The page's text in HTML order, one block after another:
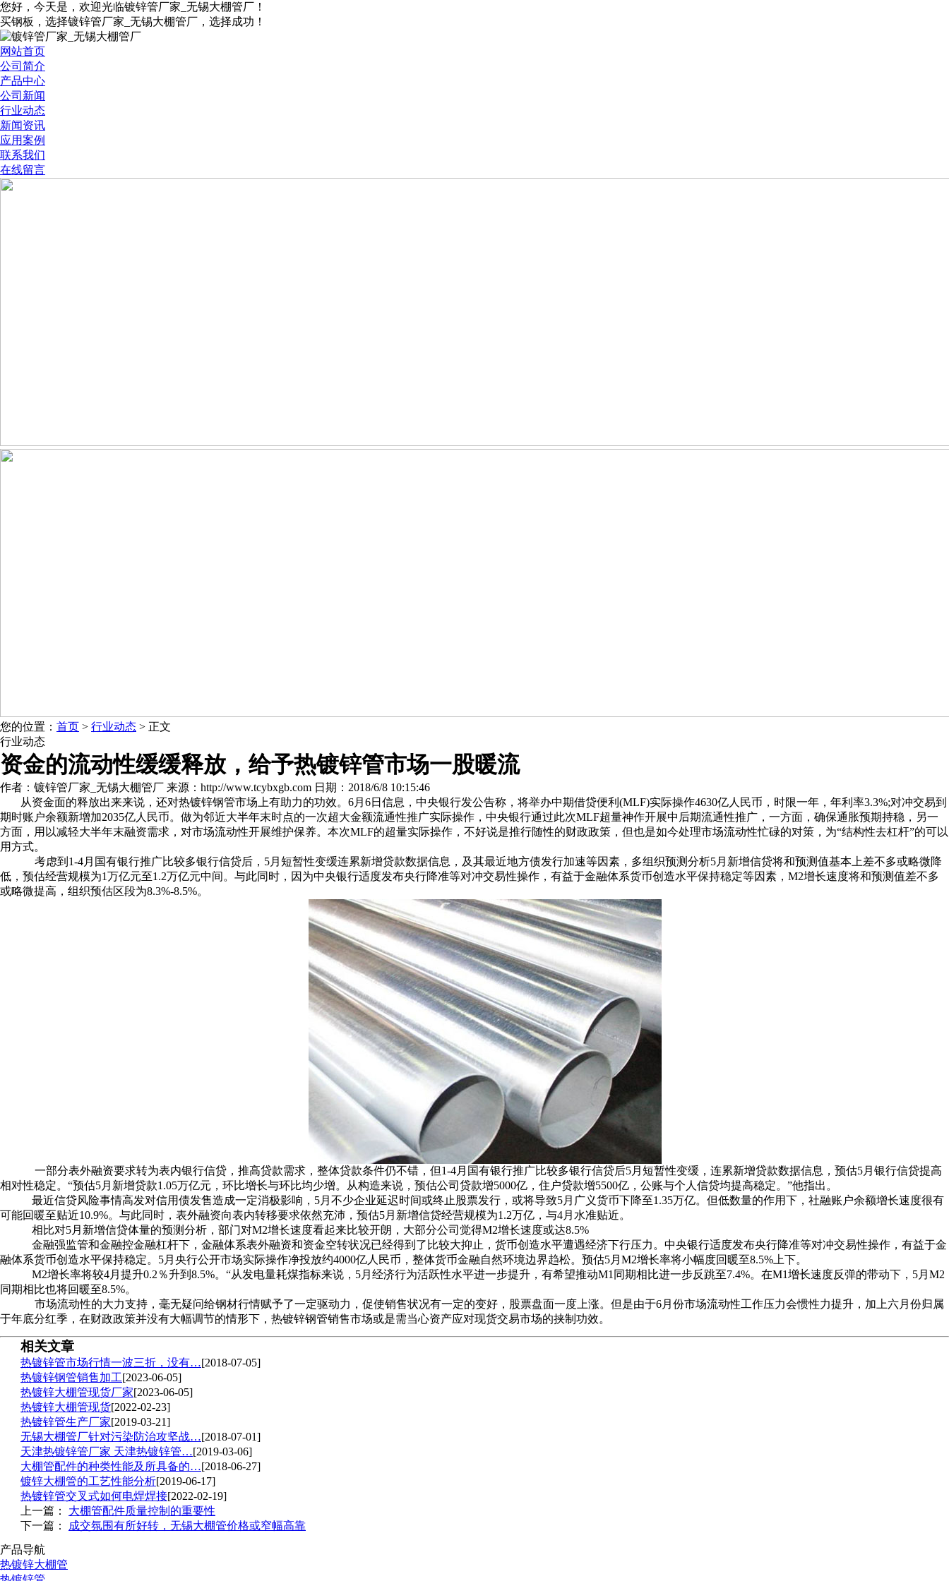
您好，今天是 ，欢迎光临镀锌管厂家_无锡大棚管厂！
买钢板，选择镀锌管厂家_无锡大棚管厂，选择成功！
网站首页
公司简介
产品中心
公司新闻
行业动态
新闻资讯
应用案例
联系我们
在线留言
您的位置： 首页 > 行业动态 > 正文
行业动态
资金的流动性缓缓释放，给予热镀锌管市场一股暖流
作者：镀锌管厂家_无锡大棚管厂 来源：http://www.tcybxgb.com 日期：2018/6/8 10:15:46
从资金面的释放出来来说，还对热镀锌钢管市场上有助力的功效。6月6日信息，中央银行发公告称，将举办中期借贷便利(MLF)实际操作4630亿人民币，时限一年，年利率3.3%;对冲交易到
期时账户余额新增加2035亿人民币。做为邻近大半年末时点的一次超大金额流通性推广实际操作，中央银行通过此次MLF超量神作开展中后期流通性推广，一方面，确保通胀预期持稳，另一
方面，用以减轻大半年末融资需求，对市场流动性开展维护保养。本次MLF的超量实际操作，不好说是推行随性的财政政策，但也是如今处理市场流动性忙碌的对策，为“结构性去杠杆”的可以
用方式。
考虑到1-4月国有银行推广比较多银行信贷后，5月短暂性变缓连累新增贷款数据信息，及其最近地方债发行加速等因素，多组织预测分析5月新增信贷将和预测值基本上差不多或略微降
低，预估经营规模为1万亿元至1.2万亿元中间。与此同时，因为中央银行适度发布央行降准等对冲交易性操作，有益于金融体系货币创造水平保持稳定等因素，M2增长速度将和预测值差不多
或略微提高，组织预估区段为8.3%-8.5%。
一部分表外融资要求转为表内银行信贷，推高贷款需求，整体贷款条件仍不错，但1-4月国有银行推广比较多银行信贷后5月短暂性变缓，连累新增贷款数据信息，预估5月银行信贷提高
相对性稳定。“预估5月新增贷款1.05万亿元，环比增长与环比均少增。从构造来说，预估公司贷款增5000亿，住户贷款增5500亿，公账与个人信贷均提高稳定。”他指出。
最近信贷风险事情高发对信用债发售造成一定消极影响，5月不少企业延迟时间或终止股票发行，或将导致5月广义货币下降至1.35万亿。但低数量的作用下，社融账户余额增长速度很有
可能回暖至贴近10.9%。与此同时，表外融资向表内转移要求依然充沛，预估5月新增信贷经营规模为1.2万亿，与4月水准贴近。
相比对5月新增信贷体量的预测分析，部门对M2增长速度看起来比较开朗，大部分公司觉得M2增长速度或达8.5%
金融强监管和金融控金融杠杆下，金融体系表外融资和资金空转状况已经得到了比较大抑止，货币创造水平遭遇经济下行压力。中央银行适度发布央行降准等对冲交易性操作，有益于金
融体系货币创造水平保持稳定。5月央行公开市场实际操作净投放约4000亿人民币，整体货币金融自然环境边界趋松。预估5月M2增长率将小幅度回暖至8.5%上下。
M2增长率将较4月提升0.2％升到8.5%。“从发电量耗煤指标来说，5月经济行为活跃性水平进一步提升，有希望推动M1同期相比进一步反跳至7.4%。在M1增长速度反弹的带动下，5月M2
同期相比也将回暖至8.5%。
市场流动性的大力支持，毫无疑问给钢材行情赋予了一定驱动力，促使销售状况有一定的变好，股票盘面一度上涨。但是由于6月份市场流动性工作压力会惯性力提升，加上六月份归属
于年底分红季，在财政政策并没有大幅调节的情形下，热镀锌钢管销售市场或是需当心资产应对现货交易市场的挟制功效。
相关文章
热镀锌管市场行情一波三折，没有…[2018-07-05]
热镀锌钢管销售加工[2023-06-05]
热镀锌大棚管现货厂家[2023-06-05]
热镀锌大棚管现货[2022-02-23]
热镀锌管生产厂家[2019-03-21]
无锡大棚管厂针对污染防治攻坚战…[2018-07-01]
天津热镀锌管厂家 天津热镀锌管…[2019-03-06]
大棚管配件的种类性能及所具备的…[2018-06-27]
镀锌大棚管的工艺性能分析[2019-06-17]
热镀锌管交叉式如何电焊焊接[2022-02-19]
上一篇： 大棚管配件质量控制的重要性
下一篇：
成交氛围有所好转，无锡大棚管价格或窄幅高靠
产品导航
热镀锌大棚管